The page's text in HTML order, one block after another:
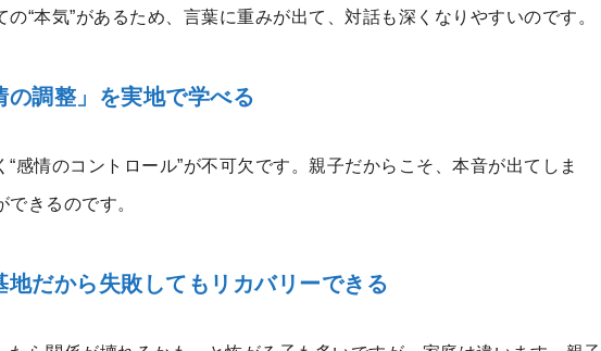
“本気”があるため、言葉に重みが出て、対話も深くなりやすいのです。
調整」を実地で学べる
感情のコントロール”が不可欠です。親子だからこそ、本音が出てしま
きるのです。
だから失敗してもリカバリーできる